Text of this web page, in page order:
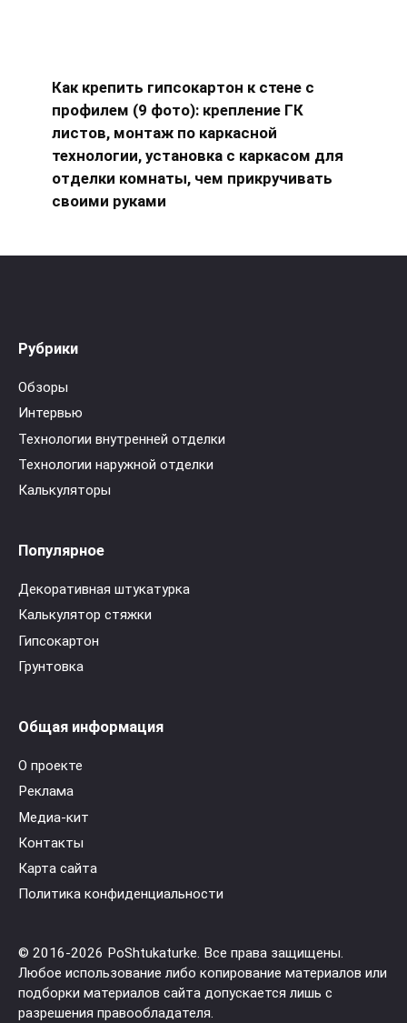
Как крепить гипсокартон к стене с
профилем (9 фото): крепление ГК
листов, монтаж по каркасной
технологии, установка с каркасом для
отделки комнаты, чем прикручивать
своими руками
Рубрики
Обзоры
Интервью
Технологии внутренней отделки
Технологии наружной отделки
Калькуляторы
Популярное
Декоративная штукатурка
Калькулятор стяжки
Гипсокартон
Грунтовка
Общая информация
О проекте
Реклама
Медиа-кит
Контакты
Карта сайта
Политика конфиденциальности
© 2016-2026 PoShtukaturke. Все права защищены.
Любое использование либо копирование материалов или
подборки материалов сайта допускается лишь с
разрешения правообладателя.